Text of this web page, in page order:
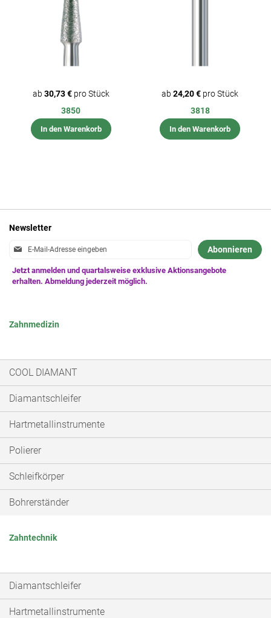
ab 30,73 €pro Stück
3850
In den Warenkorb
ab24,20 € pro Stück
3818
In den Warenkorb
Newsletter
Anmeldung
Newsletter:
Abonnieren
Zahnmedizin
COOL DIAMANT
Diamantschleifer
Hartmetallinstrumente
Polierer
Schleifkörper
Bohrerständer
Zahntechnik
Diamantschleifer
Hartmetallinstrumente